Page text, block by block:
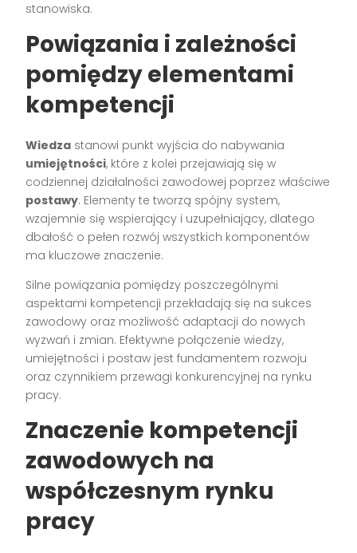
stanowiska.
Powiązania i zależności
pomiędzy elementami
kompetencji
Wiedza stanowi punkt wyjścia do nabywania
umiejętności, które z kolei przejawiają się w
codziennej działalności zawodowej poprzez właściwe
postawy. Elementy te tworzą spójny system,
wzajemnie się wspierający i uzupełniający, dlatego
dbałość o pełen rozwój wszystkich komponentów
ma kluczowe znaczenie.
Silne powiązania pomiędzy poszczególnymi
aspektami kompetencji przekładają się na sukces
zawodowy oraz możliwość adaptacji do nowych
wyzwań i zmian. Efektywne połączenie wiedzy,
umiejętności i postaw jest fundamentem rozwoju
oraz czynnikiem przewagi konkurencyjnej na rynku
pracy.
Znaczenie kompetencji
zawodowych na
współczesnym rynku
pracy